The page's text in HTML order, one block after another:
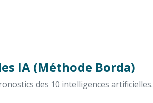
IA (Méthode Borda)
des 10 intelligences artificielles.